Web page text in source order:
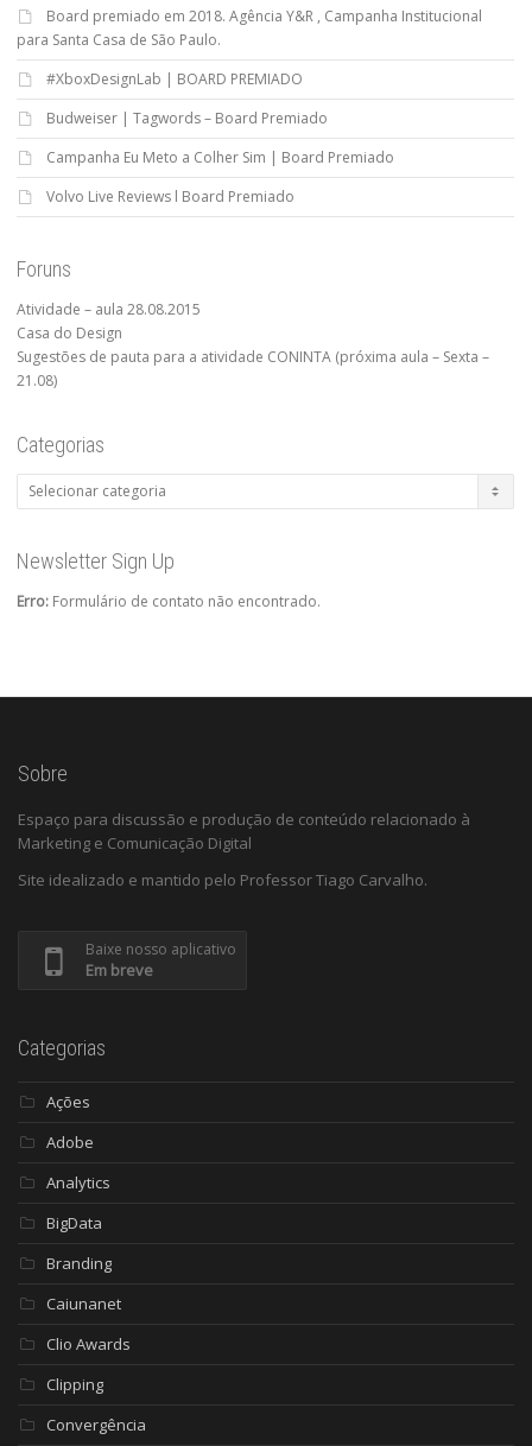
Board premiado em 2018. Agência Y&R , Campanha Institucional
para Santa Casa de São Paulo.
#XboxDesignLab | BOARD PREMIADO
Budweiser | Tagwords – Board Premiado
Campanha Eu Meto a Colher Sim | Board Premiado
Volvo Live Reviews l Board Premiado
Foruns
Atividade – aula 28.08.2015
Casa do Design
Sugestões de pauta para a atividade CONINTA (próxima aula – Sexta –
21.08)
Categorias
Categorias
Newsletter Sign Up
Erro: Formulário de contato não encontrado.
Sobre
Espaço para discussão e produção de conteúdo relacionado à
Marketing e Comunicação Digital
Site idealizado e mantido pelo Professor Tiago Carvalho.
Baixe nosso aplicativo
Em breve
Categorias
Ações
Adobe
Analytics
BigData
Branding
Caiunanet
Clio Awards
Clipping
Convergência